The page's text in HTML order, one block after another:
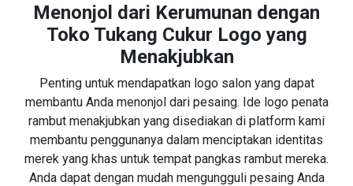
Menonjol dari Kerumunan dengan
Toko Tukang Cukur Logo yang
Menakjubkan
Penting untuk mendapatkan logo salon yang dapat
membantu Anda menonjol dari pesaing. Ide logo penata
rambut menakjubkan yang disediakan di platform kami
membantu penggunanya dalam menciptakan identitas
merek yang khas untuk tempat pangkas rambut mereka.
Anda dapat dengan mudah mengungguli pesaing Anda